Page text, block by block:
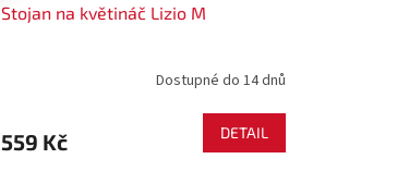
Stojan na květináč Lizio M
Dostupné do 14 dnů
559 Kč DETAIL